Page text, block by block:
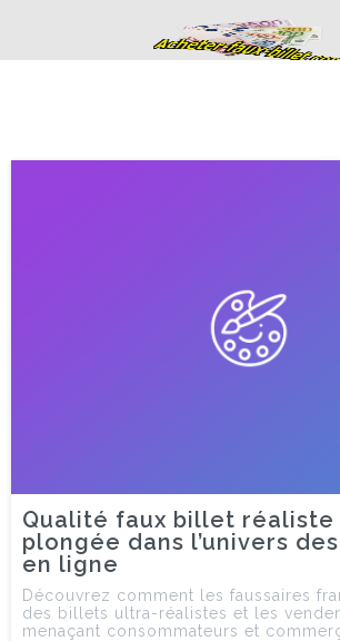
monnaie en
CONTACTS
Qualité faux billet réaliste
plongée dans l’univers
en ligne
Découvrez comment les faussaires
des billets ultra-réalistes et les
menaçant consommateurs et